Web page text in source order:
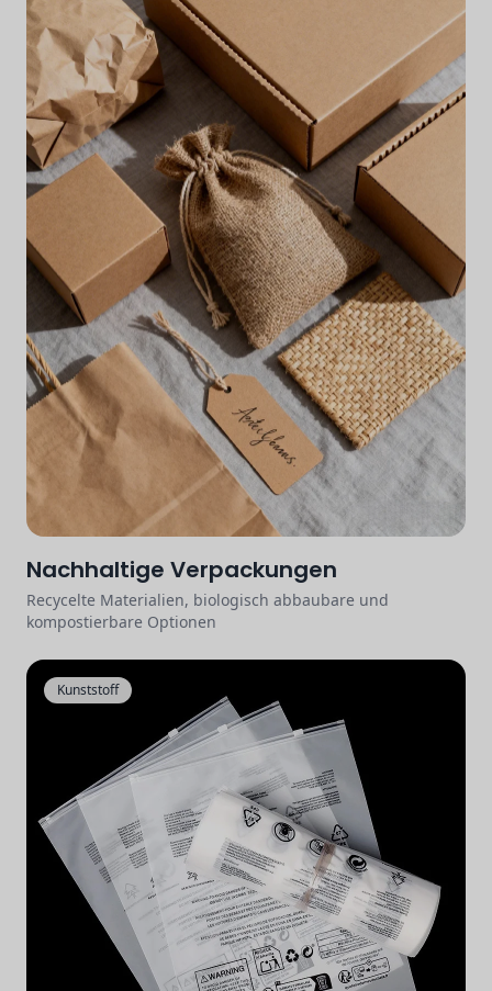
Nachhaltige Verpackungen
Recycelte Materialien, biologisch abbaubare und
kompostierbare Optionen
Kunststoff